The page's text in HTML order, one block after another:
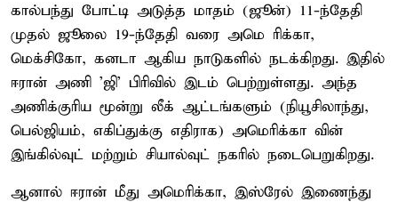
கால்பந்து போட்டி அடுத்த மாதம் (ஜூன்) 11-ந்தேதி
முதல் ஜூலை 19-ந்தேதி வரை அமெ ரிக்கா,
மெக்சிகோ, கனடா ஆகிய நாடுகளில் நடக்கிறது. இதில்
ஈரான் அணி 'ஜி' பிரிவில் இடம் பெற்றுள்ளது. அந்த
அணிக்குரிய மூன்று லீக் ஆட்டங்களும் (நியூசிலாந்து,
பெல்ஜியம், எகிப்துக்கு எதிராக) அமெரிக்கா வின்
இங்கில்வுட் மற்றும் சியால்வுட் நகரில் நடைபெறுகிறது.
ஆனால் ஈரான் மீது அமெரிக்கா, இஸ்ரேல் இணைந்து